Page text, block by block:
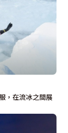
，在流冰之間展